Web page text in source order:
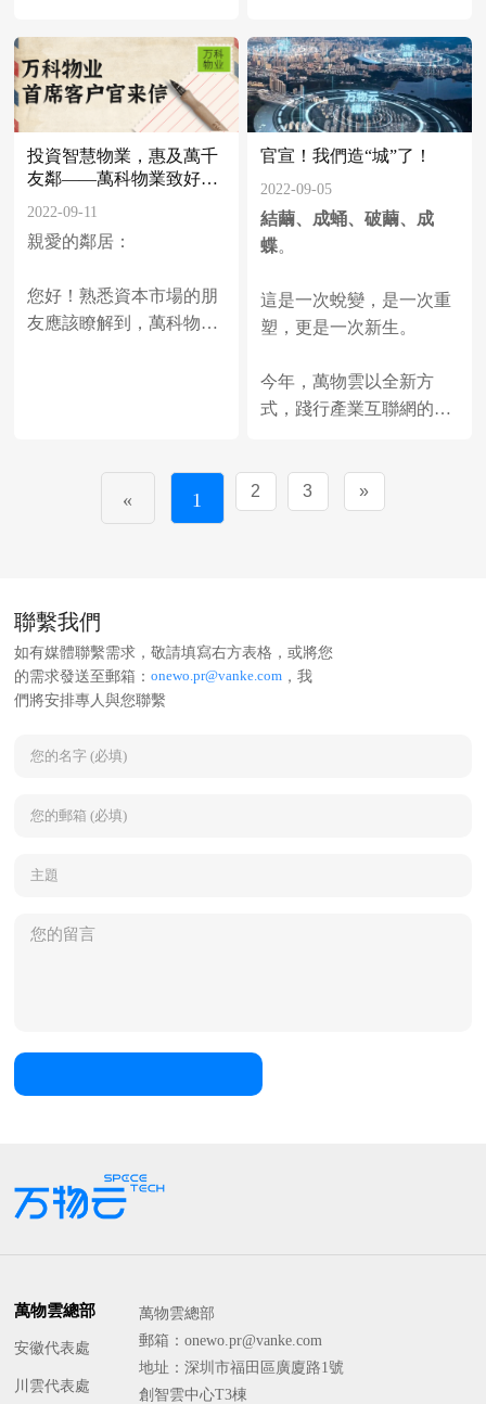
組織/業務單元來完成工
作，以健康可持續的利潤
和核心經營目標為主責並
投資智慧物業，惠及萬千
友鄰——萬科物業致好鄰
2022-09-11
親愛的鄰居：
您好！熟悉資本市場的朋
友應該瞭解到，萬科物業
25%的募集資金用於AIoT
官宣！我們造“城”了！
2022-09-05
結繭、成蛹、破繭、成
蝶。
這是一次蛻變，是一次重
塑，更是一次新生。
今年，萬物雲以全新方
式，踐行產業互聯網的重
造起一座座“城”！
« 1 2 3 »
聯繫我們
如有媒體聯繫需求，敬請填寫右方表格，或將您
的需求發送至郵箱：onewo.pr@vanke.com ，我
們將安排專人與您聯繫
萬物雲總部
安徽代表處
川雲代表處
萬物雲總部
郵箱：onewo.pr@vanke.com
地址：深圳市福田區廣廈路1號
創智雲中心T3棟